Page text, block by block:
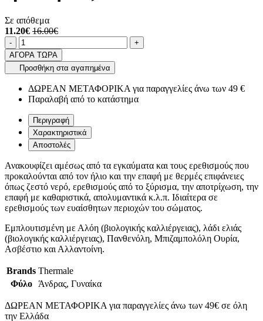
Σε απόθεμα
11.20€ 16.00€
Ποσότητα
-product.increase.quantity +
ΑΓΟΡΑ ΤΩΡΑ
Προσθήκη στα αγαπημένα
ΔΩΡΕΑΝ ΜΕΤΑΦΟΡΙΚΑ για παραγγελίες άνω των 49 €
Παραλαβή από το κατάστημα
Περιγραφή
Χαρακτηριστικά
Αποστολές
Ανακουφίζει αμέσως από τα εγκαύματα και τους ερεθισμούς που
προκαλούνται από τον ήλιο και την επαφή με θερμές επιφάνειες
όπως ζεστό νερό, ερεθισμούς από το ξύρισμα, την αποτρίχωση, την
επαφή με καθαριστικά, απολυμαντικά κ.λ.π. Ιδιαίτερα σε
ερεθισμούς των ευαίσθητων περιοχών του σώματος.
Εμπλουτισμένη με Αλόη (βιολογικής καλλιέργειας), λάδι ελιάς
(βιολογικής καλλιέργειας), Πανθενόλη, Μπιζαμπολόλη Ουρία,
Ασβέστιο και Αλλαντοίνη.
Brands Thermale
Φύλο
Άνδρας, Γυναίκα
ΔΩΡΕΑΝ ΜΕΤΑΦΟΡΙΚΑ για παραγγελίες άνω των 49€ σε όλη
την Ελλάδα